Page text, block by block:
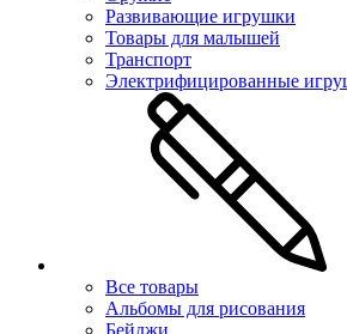
Развивающие игрушки
Товары для малышей
Транспорт
Электрифицированные
Все товары
Альбомы для рисования
Бейджи